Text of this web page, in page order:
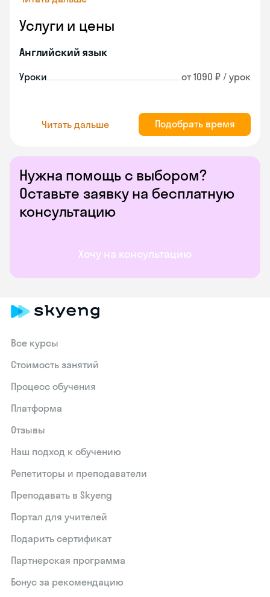
Нужна помощь с выбором?
Оставьте заявку на бесплатную
консультацию
Хочу на консультацию
Услуги и цены
Английский язык
Уроки от 1090 ₽ / урок
Читать дальше Подобрать время
Все курсы
Стоимость занятий
Процесс обучения
Платформа
Отзывы
Наш подход к обучению
Репетиторы и преподаватели
Преподавать в Skyeng
Портал для учителей
Подарить сертификат
Партнерская программа
Бонус за рекомендацию